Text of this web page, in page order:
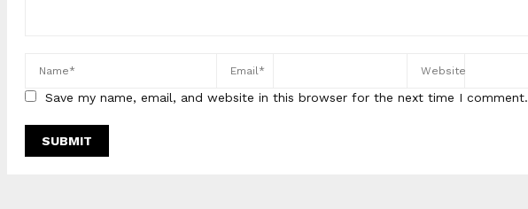
Save my name, email, and website in this browser for the next time I comment.